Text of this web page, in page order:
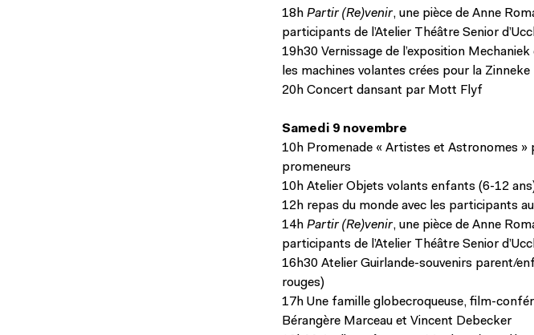
18h Partir (Re)venir, une pièce de Anne
participants de l’Atelier Théâtre Senior
19h30 Vernissage de l’exposition
les machines volantes crées pour la
20h Concert dansant par Mott Flyf
Samedi 9 novembre
10h Promenade « Artistes et Astronomes »
promeneurs
10h Atelier Objets volants enfants (6-12
12h repas du monde avec les participants
14h Partir (Re)venir, une pièce de Anne
participants de l’Atelier Théâtre Senior
16h30 Atelier Guirlande-souvenirs parent/
rouges)
17h Une famille globecroqueuse, film-
Bérangère Marceau et Vincent Debecker